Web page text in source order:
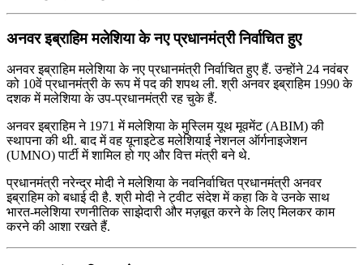
अनवर इब्राहिम मलेशिया के नए प्रधानमंत्री निर्वाचित हुए
अनवर इब्राहिम मलेशिया के नए प्रधानमंत्री निर्वाचित हुए हैं. उन्होंने 24 नवंबर
को 10वें प्रधानमंत्री के रूप में पद की शपथ ली. श्री अनवर इब्राहिम 1990 के
दशक में मलेशिया के उप-प्रधानमंत्री रह चुके हैं.
अनवर इब्राहिम ने 1971 में मलेशिया के मुस्लिम यूथ मूवमेंट (ABIM) की
स्थापना की थी. बाद में वह यूनाइटेड मलेशियाई नेशनल ऑर्गनाइजेशन
(UMNO) पार्टी में शामिल हो गए और वित्त मंत्री बने थे.
प्रधानमंत्री नरेन्द्र मोदी ने मलेशिया के नवनिर्वाचित प्रधानमंत्री अनवर
इब्राहिम को बधाई दी है. श्री मोदी ने ट्वीट संदेश में कहा कि वे उनके साथ
भारत-मलेशिया रणनीतिक साझेदारी और मज़बूत करने के लिए मिलकर काम
करने की आशा रखते हैं.